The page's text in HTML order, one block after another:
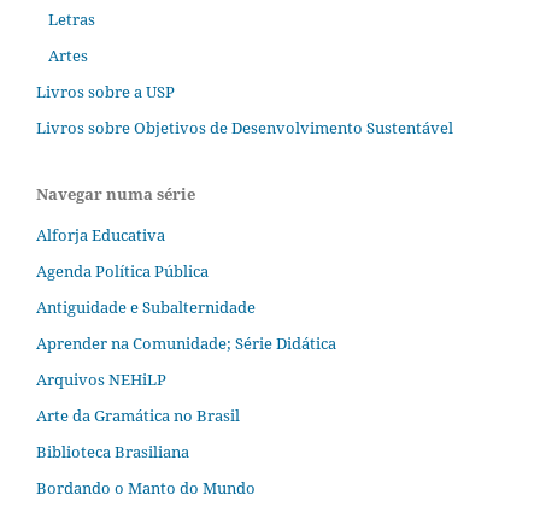
Letras
Artes
Livros sobre a USP
Livros sobre Objetivos de Desenvolvimento Sustentável
Navegar numa série
Alforja Educativa
Agenda Política Pública
Antiguidade e Subalternidade
Aprender na Comunidade; Série Didática
Arquivos NEHiLP
Arte da Gramática no Brasil
Biblioteca Brasiliana
Bordando o Manto do Mundo